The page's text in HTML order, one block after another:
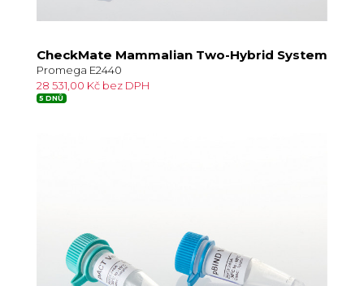
CheckMate Mammalian Two-Hybrid System
Promega E2440
28 531,00 Kč bez DPH
5 DNŮ